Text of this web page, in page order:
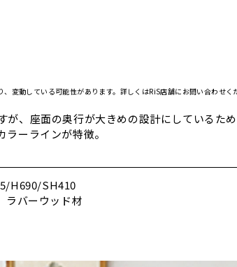
変動している可能性があります。詳しくはRiS店舗にお問い合わせく
が、座面の奥行が大きめの設計にしているた
ーラインが特徴。
H690/SH410
ラバーウッド材